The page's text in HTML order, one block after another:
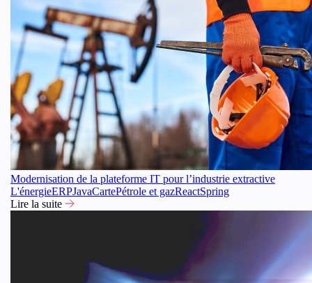
Modernisation de la plateforme IT pour l’industrie extractive
L'énergieERPJavaCartePétrole et gazReactSpring
Lire la suite